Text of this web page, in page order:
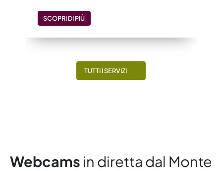
SCOPRI DI PIÙ
TUTTI I SERVIZI
Webcams in diretta dal Monte